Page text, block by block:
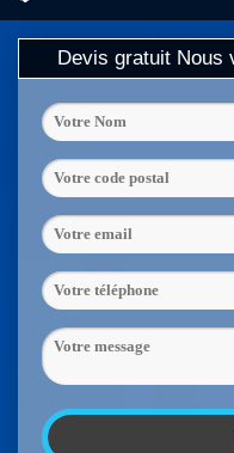
Devis gratuit Nous